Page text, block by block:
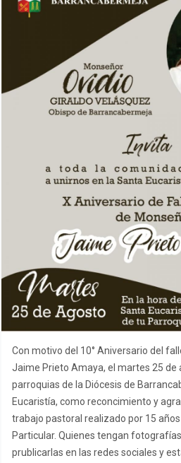
Con motivo del 10° Aniversario del
Jaime Prieto Amaya, el martes 25 de
parroquias de la Diócesis de
Eucaristía, como reconcimiento y
trabajo pastoral realizado por 15
Particular. Quienes tengan
prublicarlas en las redes sociales y